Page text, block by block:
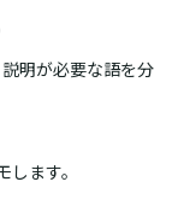
明が必要な語を分
ます。